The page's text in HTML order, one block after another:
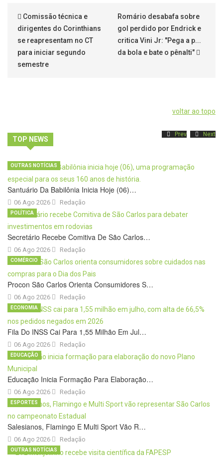
Comissão técnica e
dirigentes do Corinthians
se reapresentam no CT
para iniciar segundo
semestre
Romário desabafa sobre
gol perdido por Endrick e
critica Vini Jr: "Pega a p...
da bola e bate o pênalti"
voltar ao topo
TOP NEWS
Prev Next
Santuário Da Babilônia Inicia Hoje (06)…
06 Ago 2026
OUTRAS NOTÍCIAS
Redação
Secretário Recebe Comitiva De São Carlos…
06 Ago 2026
POLÍTICA
Redação
Procon São Carlos Orienta Consumidores S…
06 Ago 2026
COMÉRCIO
Redação
Fila Do INSS Cai Para 1,55 Milhão Em Jul…
06 Ago 2026
ECONOMIA
Redação
Educação Inicia Formação Para Elaboração…
06 Ago 2026
EDUCAÇÃO
Redação
Salesianos, Flamingo E Multi Sport Vão R…
06 Ago 2026
ESPORTES
Redação
OUTRAS NOTÍCIAS